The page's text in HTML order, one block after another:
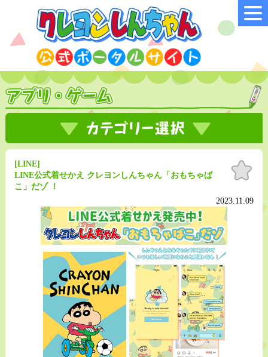
[LINE]
LINE公式着せかえ クレヨンしんちゃん「おもちゃば
こ」だゾ ！
お気
に入
2023.11.09